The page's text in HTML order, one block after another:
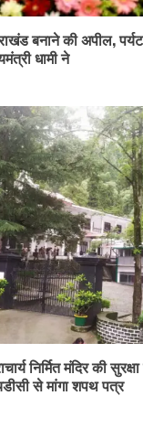
बनाने की अपील,
धामी ने
निर्मित मंदिर की
से मांगा शपथ पत्र